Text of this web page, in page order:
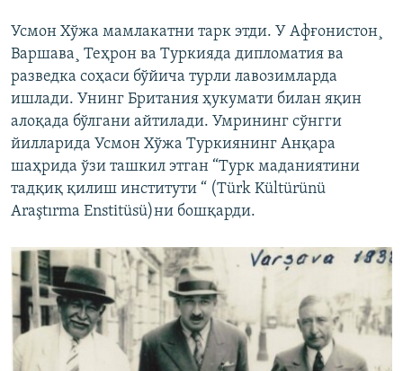
Усмон Хўжа мамлакатни тарк этди. У Афғонистон¸
Варшава¸ Теҳрон ва Туркияда дипломатия ва
разведка соҳаси бўйича турли лавозимларда
ишлади. Унинг Британия ҳукумати билан яқин
алоқада бўлгани айтилади. Умрининг сўнгги
йилларида Усмон Хўжа Туркиянинг Анқара
шаҳрида ўзи ташкил этган “Турк маданиятини
тадқиқ қилиш институти “ (Türk Kültürünü
Araştırma Enstitüsü)ни бошқарди.